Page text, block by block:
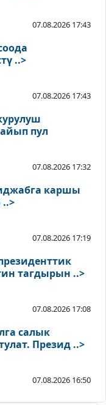
07.08.2026 17:43
..>
07.08.2026 17:43
пул
07.08.2026 17:32
каршы
..>
07.08.2026 17:19
тагдырын ..>
07.08.2026 17:08
салык
Презид ..>
07.08.2026 16:50